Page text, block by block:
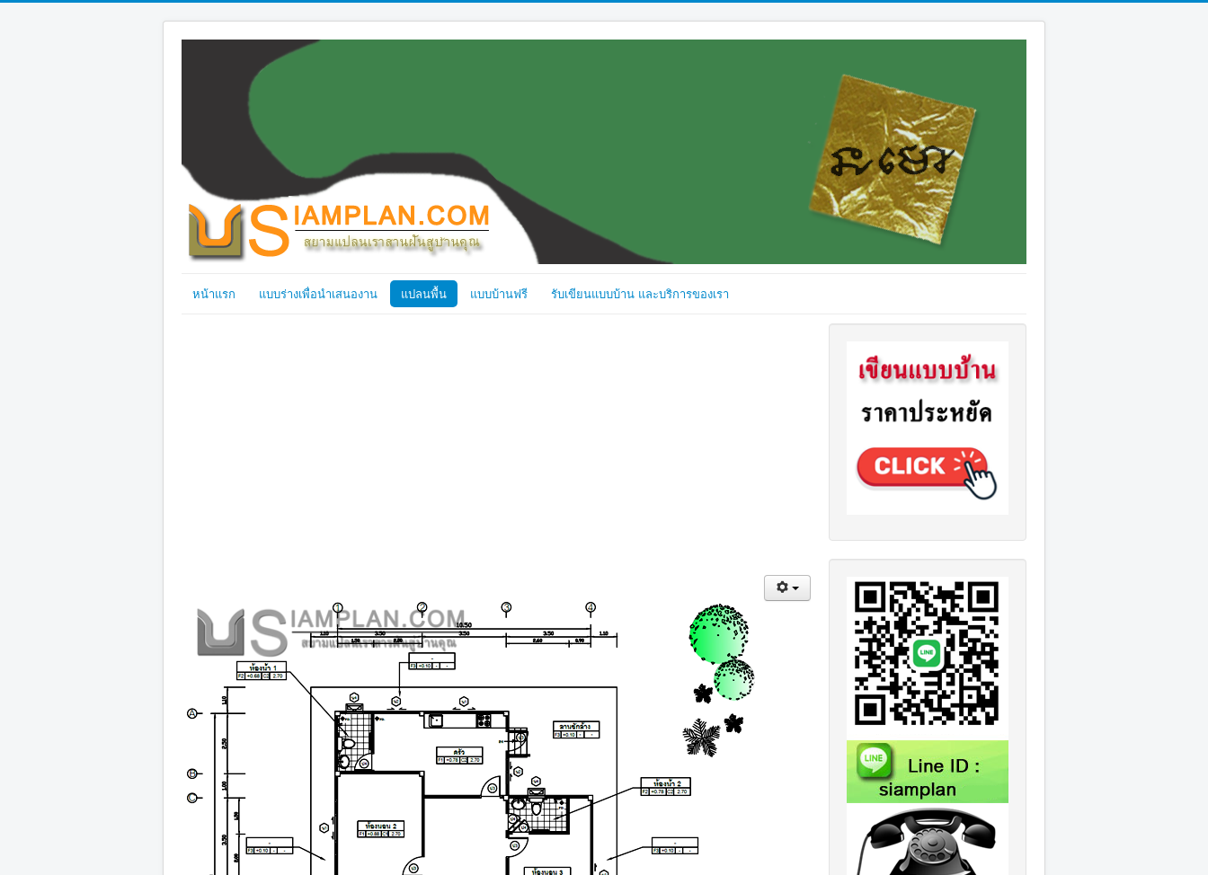
หน้าแรก แบบร่างเพื่อนำเสนองาน แปลนพื้น แบบบ้านฟรี รับเขียนแบบบ้าน และบริการของเรา